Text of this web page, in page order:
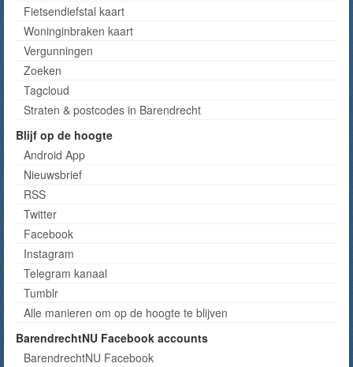
Fietsendiefstal kaart
Woninginbraken kaart
Vergunningen
Zoeken
Tagcloud
Straten & postcodes in Barendrecht
Blijf op de hoogte
Android App
Nieuwsbrief
RSS
Twitter
Facebook
Instagram
Telegram kanaal
Tumblr
Alle manieren om op de hoogte te blijven
BarendrechtNU Facebook accounts
BarendrechtNU Facebook